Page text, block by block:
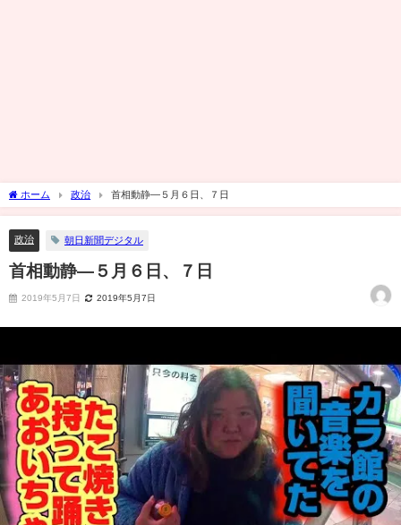
ホーム 政治 首相動静―５月６日、７日
政治 朝日新聞デジタル
首相動静―５月６日、７日
2019年5月7日 2019年5月7日